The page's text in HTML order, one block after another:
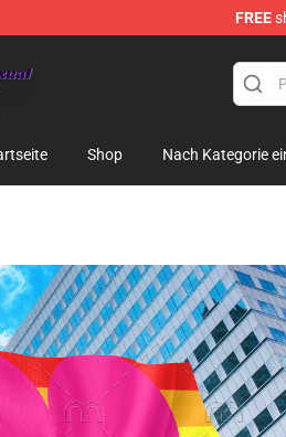
FREE
Omnisexual Flag
Shop Nach Kategorie